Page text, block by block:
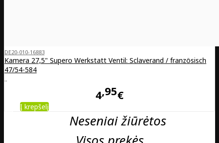
DE20-010-16883
Kamera 27,5" Supero Werkstatt Ventil: Sclaverand / französisch
47/54-584
..
4 95€
Į krepšelį
Neseniai žiūrėtos